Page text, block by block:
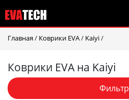
Главная / Коврики EVA/ Kaiyi/
Коврики EVA на Kaiyi
Фильтр